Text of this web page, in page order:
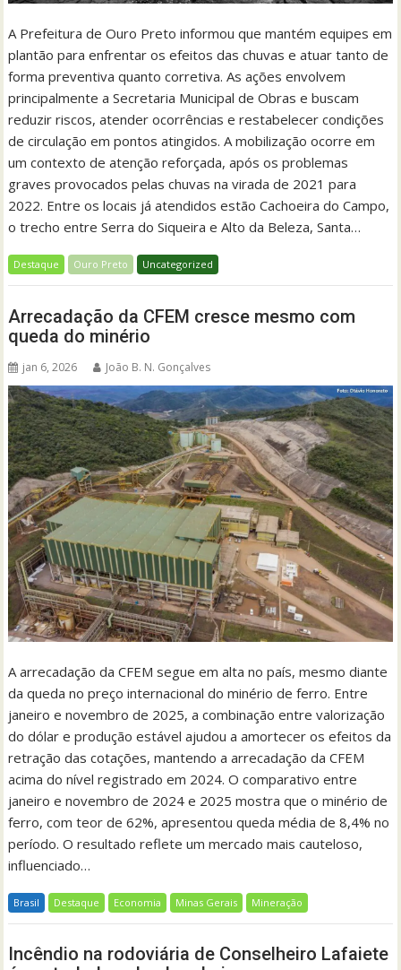
A Prefeitura de Ouro Preto informou que mantém equipes em
plantão para enfrentar os efeitos das chuvas e atuar tanto de
forma preventiva quanto corretiva. As ações envolvem
principalmente a Secretaria Municipal de Obras e buscam
reduzir riscos, atender ocorrências e restabelecer condições
de circulação em pontos atingidos. A mobilização ocorre em
um contexto de atenção reforçada, após os problemas
graves provocados pelas chuvas na virada de 2021 para
2022. Entre os locais já atendidos estão Cachoeira do Campo,
o trecho entre Serra do Siqueira e Alto da Beleza, Santa…
Destaque Ouro Preto Uncategorized
Arrecadação da CFEM cresce mesmo com
queda do minério
jan 6, 2026 João B. N. Gonçalves
A arrecadação da CFEM segue em alta no país, mesmo diante
da queda no preço internacional do minério de ferro. Entre
janeiro e novembro de 2025, a combinação entre valorização
do dólar e produção estável ajudou a amortecer os efeitos da
retração das cotações, mantendo a arrecadação da CFEM
acima do nível registrado em 2024. O comparativo entre
janeiro e novembro de 2024 e 2025 mostra que o minério de
ferro, com teor de 62%, apresentou queda média de 8,4% no
período. O resultado reflete um mercado mais cauteloso,
influenciado…
Brasil Destaque Economia Minas Gerais Mineração
Incêndio na rodoviária de Conselheiro Lafaiete